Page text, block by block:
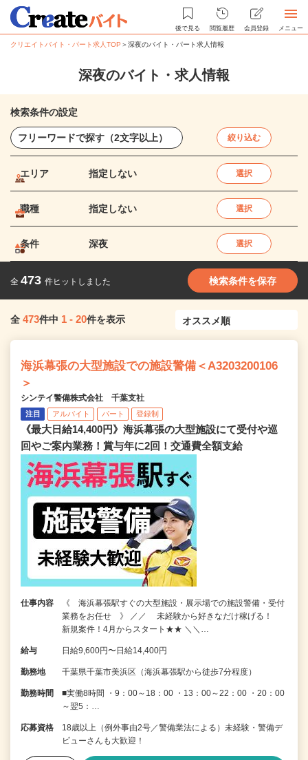
後で見る 閲覧履歴 会員登録 メニュー
クリエイトバイト・パート求人TOP ＞深夜のバイト・パート求人情報
深夜のバイト・求人情報
検索条件の設定
絞り込む
エリア 指定しない 選択
職種 指定しない 選択
条件 深夜 選択
全 473 件ヒットしました 検索条件を保存
全 473件中 1 - 20件を表示
海浜幕張の大型施設での施設警備＜A3203200106
＞
シンテイ警備株式会社 千葉支社
注目 アルバイト パート 登録制
《最大日給14,400円》海浜幕張の大型施設にて受付や巡
回やご案内業務！賞与年に2回！交通費全額支給
仕事内容
《 海浜幕張駅すぐの大型施設・展示場での施設警備・受付
業務をお任せ 》 ／／ 未経験から好きなだけ稼げる！
新規案件！4月からスタート★★ ＼＼…
給与 日給9,600円〜日給14,400円
勤務地 千葉県千葉市美浜区（海浜幕張駅から徒歩7分程度）
勤務時間
■実働8時間 ・9：00～18：00 ・13：00～22：00 ・20：00
～翌5：…
応募資格
18歳以上（例外事由2号／警備業法による）未経験・警備デ
ビューさんも大歓迎！